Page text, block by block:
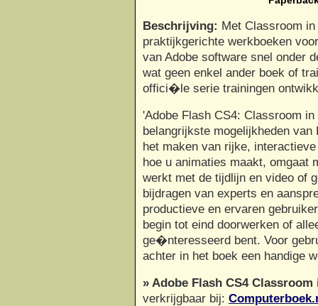
Beschrijving: Met Classroom
praktijkgerichte werkboeken
van Adobe software snel onder
wat geen enkel ander boek of
offici�le serie trainingen
'Adobe Flash CS4: Classroom
belangrijkste mogelijkheden
het maken van rijke,
hoe u animaties maakt, omgaat
werkt met de tijdlijn en video of
bijdragen van experts en
productieve en ervaren
begin tot eind doorwerken of
ge�nteresseerd bent. Voor
achter in het boek een handige
» Adobe Flash CS4 Classroom
verkrijgbaar bij: